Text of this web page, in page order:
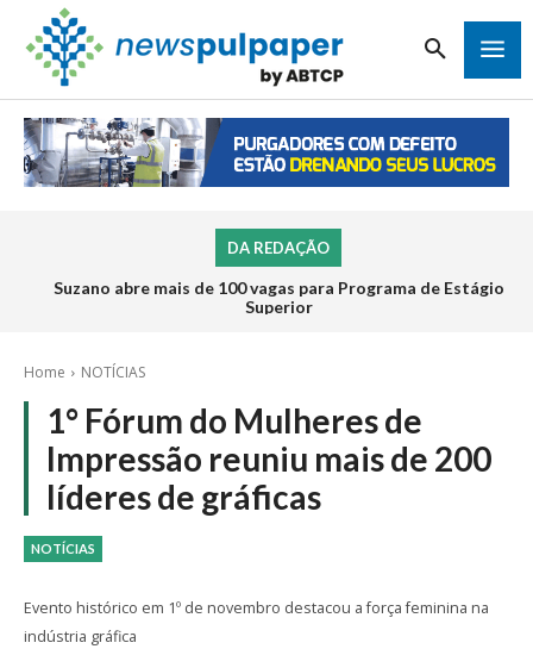
DA REDAÇÃO
Suzano abre mais de 100 vagas para Programa de Estágio
Superior
Home NOTÍCIAS
1° Fórum do Mulheres de
Impressão reuniu mais de 200
líderes de gráficas
NOTÍCIAS
Evento histórico em 1º de novembro destacou a força feminina na
indústria gráfica